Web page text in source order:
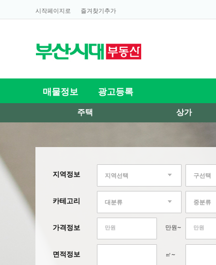
시작페이지로 즐겨찾기추가
매물정보 광고등록
주택 상가
지역정보 지역선택 구선택
카테고리 대분류 중분류
가격정보 만원~
면적정보 ㎡~